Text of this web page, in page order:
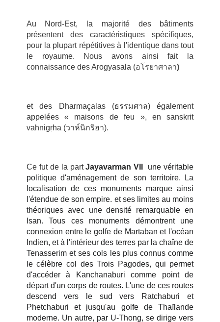
Au Nord-Est, la majorité des bâtiments
présentent des caractéristiques spécifiques,
pour la plupart répétitives à l'identique dans tout
le royaume. Nous avons ainsi fait la
connaissance des Arogyasala (อโรยาศาลา)
et des Dharmaçalas (ธรรมศาล) également
appelées « maisons de feu », en sanskrit
vahnigṛha (วาห์นิกริฮา).
Ce fut de la part Jayavarman VII
une véritable
politique d'aménagement de son territoire. La
localisation de ces monuments marque ainsi
l'étendue de son empire. et ses limites au moins
théoriques avec une densité remarquable en
Isan. Tous ces monuments démontrent une
connexion entre le golfe de Martaban et l'océan
Indien, et à l'intérieur des terres par la chaîne de
Tenasserim et ses cols les plus connus comme
le célèbre col des Trois Pagodes, qui permet
d'accéder à Kanchanaburi comme point de
départ d'un corps de routes. L'une de ces routes
descend vers le sud vers Ratchaburi et
Phetchaburi et jusqu'au golfe de Thaïlande
moderne. Un autre, par U-Thong, se dirige vers